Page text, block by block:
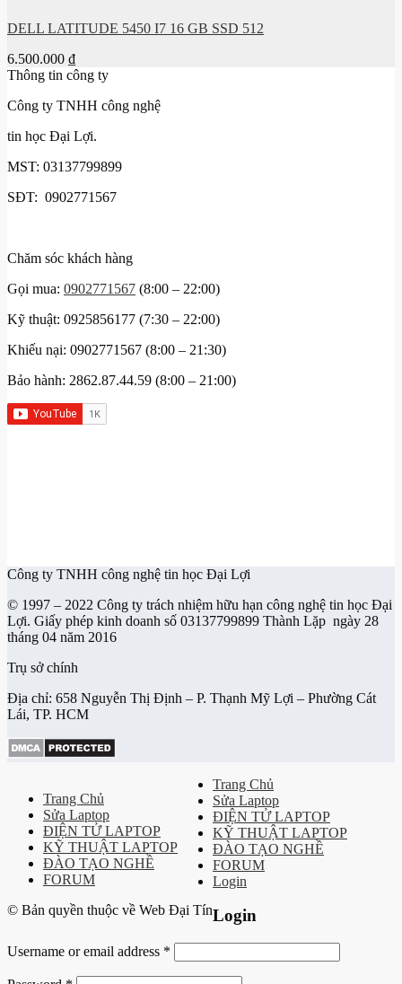
DELL LATITUDE 5450 I7 16 GB SSD 512
6.500.000 ₫
Thông tin công ty
Công ty TNHH công nghệ
tin học Đại Lợi.
MST: 03137799899
SĐT: 0902771567
Chăm sóc khách hàng
Gọi mua: 0902771567 (8:00 – 22:00)
Kỹ thuật: 0925856177 (7:30 – 22:00)
Khiếu nại: 0902771567 (8:00 – 21:30)
Bảo hành: 2862.87.44.59 (8:00 – 21:00)
Công ty TNHH công nghệ tin học Đại Lợi
© 1997 – 2022 Công ty trách nhiệm hữu hạn công nghệ tin học Đại
Lợi. Giấy phép kinh doanh số 03137799899 Thành Lặp ngày 28
tháng 04 năm 2016
Trụ sở chính
Địa chỉ: 658 Nguyễn Thị Định – P. Thạnh Mỹ Lợi – Phường Cát
Lái, TP. HCM
Trang Chủ
Sửa Laptop
ĐIỆN TỬ LAPTOP
KỸ THUẬT LAPTOP
ĐÀO TẠO NGHỀ
FORUM
© Bản quyền thuộc về Web Đại Tín
Trang Chủ
Sửa Laptop
ĐIỆN TỬ LAPTOP
KỸ THUẬT LAPTOP
ĐÀO TẠO NGHỀ
FORUM
Login
Login
Username or email address *